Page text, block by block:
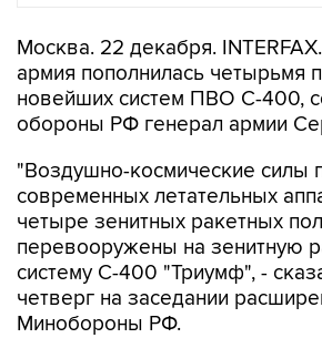
Москва. 22 декабря.
армия пополнилась четырьмя
новейших систем ПВО С-400,
обороны РФ генерал армии
"Воздушно-космические силы
современных летательных
четыре зенитных ракетных
перевооружены на зенитную
систему С-400 "Триумф", -
четверг на заседании
Минобороны РФ.